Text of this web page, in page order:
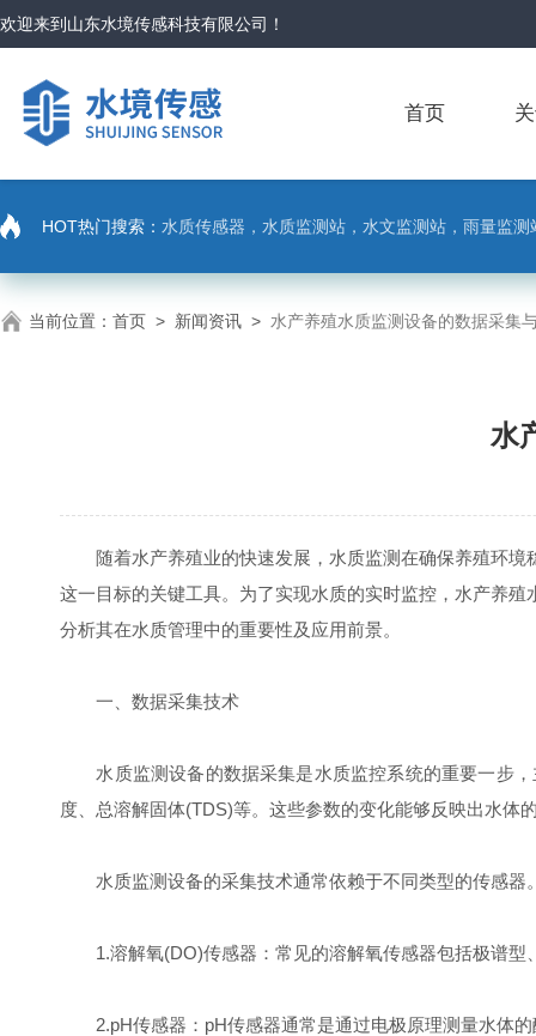
欢迎来到 山东水境传感科技有限公司 ！
首页
HOT热门搜索： 水质传感器，水质监测站，水文监测站，雨量监
当前位置： 首页 > 新闻资讯 > 水产养殖水质监测设备的数据采集
水
随着水产养殖业的快速发展，水质监测在确保养殖环境
这一目标的关键工具。为了实现水质的实时监控，水产养
分析其在水质管理中的重要性及应用前景。
一、数据采集技术
水质监测设备的数据采集是水质监控系统的重要一步，
度、总溶解固体(TDS)等。这些参数的变化能够反映出水体
水质监测设备的采集技术通常依赖于不同类型的传感器
1.溶解氧(DO)传感器：常见的溶解氧传感器包括极谱型
2.pH传感器：pH传感器通常是通过电极原理测量水体的